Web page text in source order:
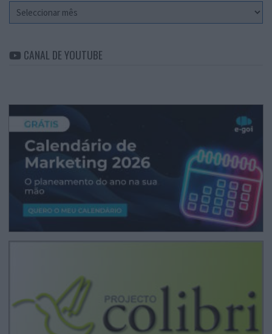
Arquivo
CANAL DE YOUTUBE